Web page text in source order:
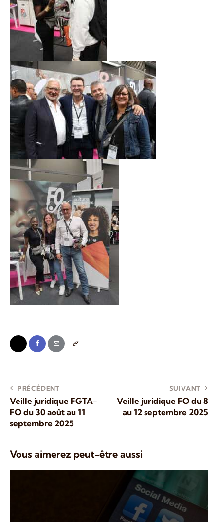
PRÉCÉDENT
Veille juridique FGTA-
FO du 30 août au 11
septembre 2025
SUIVANT
Veille juridique FO du 8
au 12 septembre 2025
Vous aimerez peut-être aussi